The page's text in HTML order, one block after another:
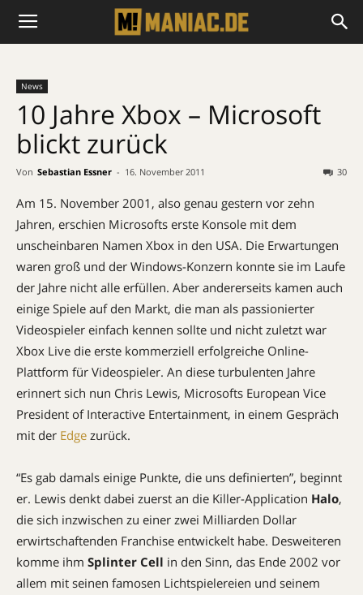
News
10 Jahre Xbox – Microsoft
blickt zurück
Von Sebastian Essner - 16. November 2011 30
Am 15. November 2001, also genau gestern vor zehn
Jahren, erschien Microsofts erste Konsole mit dem
unscheinbaren Namen Xbox in den USA. Die Erwartungen
waren groß und der Windows-Konzern konnte sie im Laufe
der Jahre nicht alle erfüllen. Aber andererseits kamen auch
einige Spiele auf den Markt, die man als passionierter
Videospieler einfach kennen sollte und nicht zuletzt war
Xbox Live die erste kommerziell erfolgreiche Online-
Plattform für Videospieler. An diese turbulenten Jahre
erinnert sich nun Chris Lewis, Microsofts European Vice
President of Interactive Entertainment, in einem Gespräch
mit der Edge zurück.
“Es gab damals einige Punkte, die uns definierten”, beginnt
er. Lewis denkt dabei zuerst an die Killer-Application Halo,
die sich inzwischen zu einer zwei Milliarden Dollar
erwirtschaftenden Franchise entwickelt habe. Desweiteren
komme ihm Splinter Cell in den Sinn, das Ende 2002 vor
allem mit seinen famosen Lichtspielereien und seinem